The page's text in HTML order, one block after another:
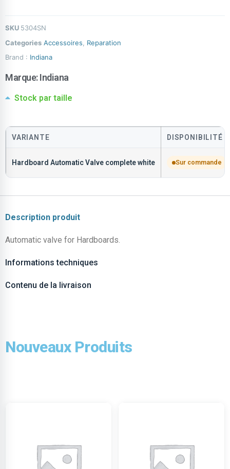
SKU 5304SN
Categories Accessoires
Reparation
Brand : Indiana
Marque:Indiana
Stock par taille
VARIANTE DISPONIBILITÉ
Hardboard Automatic Valve complete white Sur commande
Description produit
Automatic valve for Hardboards.
Informations techniques
Contenu de la livraison
Nouveaux Produits